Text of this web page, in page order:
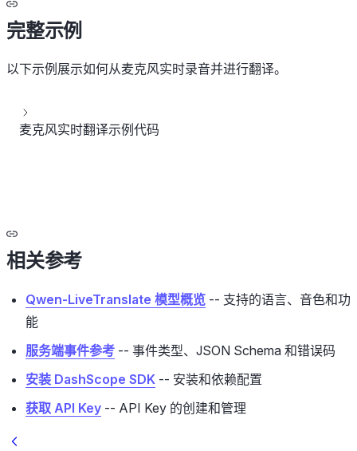
完整示例
以下示例展示如何从麦克风实时录音并进行翻译。
麦克风实时翻译示例代码
相关参考
Qwen-LiveTranslate 模型概览 -- 支持的语言、音色和功
能
服务端事件参考 -- 事件类型、JSON Schema 和错误码
安装 DashScope SDK -- 安装和依赖配置
获取 API Key -- API Key 的创建和管理